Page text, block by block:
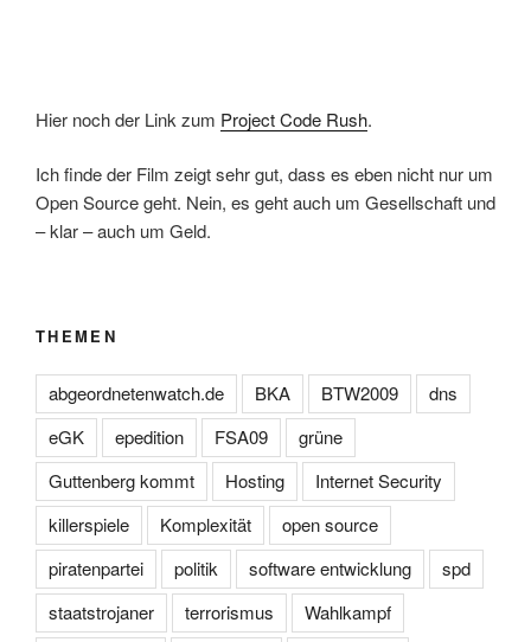
Hier noch der Link zum Project Code Rush.
Ich finde der Film zeigt sehr gut, dass es eben nicht nur um
Open Source geht. Nein, es geht auch um Gesellschaft und
– klar – auch um Geld.
THEMEN
abgeordnetenwatch.de BKA BTW2009
dns
eGK
epedition FSA09
grüne
Guttenberg kommt
Hosting
Internet Security
killerspiele
Komplexität
open source
piratenpartei
politik software entwicklung
spd
staatstrojaner
terrorismus
Wahlkampf